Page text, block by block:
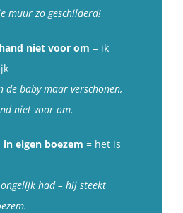
muur zo geschilderd!
niet voor om = ik
baby maar verschonen,
niet voor om.
eigen boezem = het is
had – hij steekt